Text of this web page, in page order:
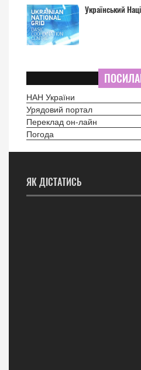
Український
НАН України
Урядовий портал
Переклад он-лайн
Погода
ЯК ДІСТАТИСЬ